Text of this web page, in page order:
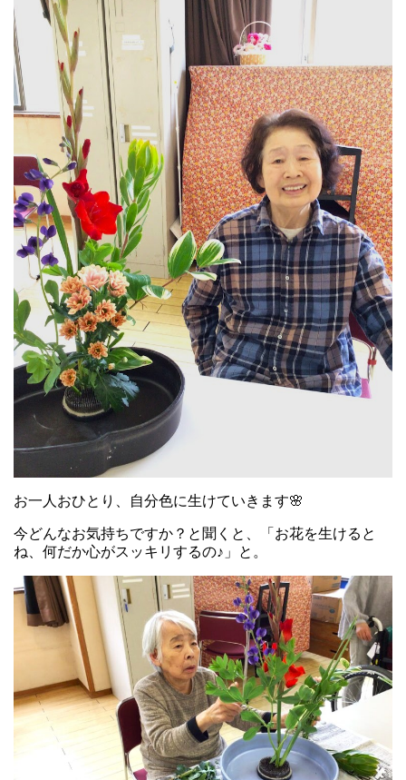
お一人おひとり、自分色に生けていきます🌸
今どんなお気持ちですか？と聞くと、「お花を生けると
ね、何だか心がスッキリするの♪」と。